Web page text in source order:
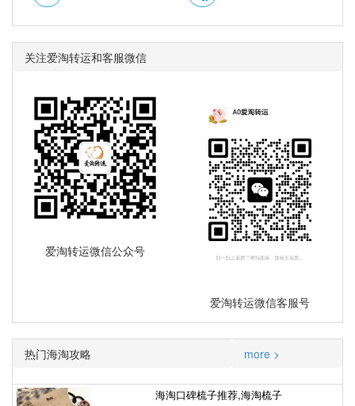
关注爱淘转运和客服微信
爱淘转运微信公众号
爱淘转运微信客服号
热门海淘攻略 more >
海淘口碑梳子推荐,海淘梳子